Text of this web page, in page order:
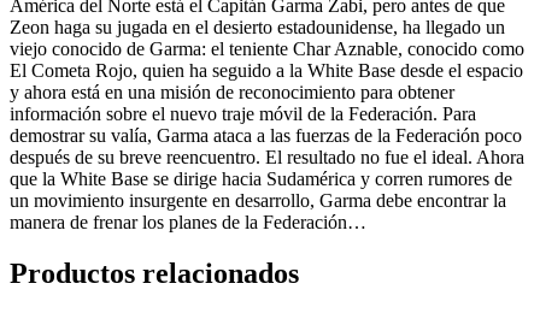
América del Norte está el Capitán Garma Zabi, pero antes de que
Zeon haga su jugada en el desierto estadounidense, ha llegado un
viejo conocido de Garma: el teniente Char Aznable, conocido como
El Cometa Rojo, quien ha seguido a la White Base desde el espacio
y ahora está en una misión de reconocimiento para obtener
información sobre el nuevo traje móvil de la Federación. Para
demostrar su valía, Garma ataca a las fuerzas de la Federación poco
después de su breve reencuentro. El resultado no fue el ideal. Ahora
que la White Base se dirige hacia Sudamérica y corren rumores de
un movimiento insurgente en desarrollo, Garma debe encontrar la
manera de frenar los planes de la Federación…
Productos relacionados